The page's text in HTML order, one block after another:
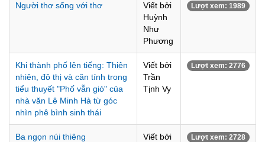
Người thơ sống với thơ
Viết bởi
Huỳnh
Như
Phương
Lượt xem: 1989
Khi thành phố lên tiếng: Thiên
nhiên, đô thị và căn tính trong
tiểu thuyết "Phố vẫn gió" của
nhà văn Lê Minh Hà từ góc
nhìn phê bình sinh thái
Viết bởi
Trần
Tịnh Vy
Lượt xem: 2776
Ba ngọn núi thiêng
Viết bởi
Lượt xem: 2728